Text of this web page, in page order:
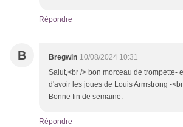
Répondre
B Bregwin 10/08/2024 10:31
Salut,<br /> bon morceau de trompette-
d'avoir les joues de Louis Armstrong -
Bonne fin de semaine.
Répondre